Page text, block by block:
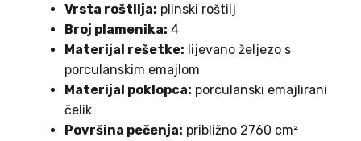
Vrsta roštilja: plinski roštilj
Broj plamenika: 4
Materijal rešetke: lijevano željezo s
porculanskim emajlom
Materijal poklopca: porculanski emajlirani
čelik
Površina pečenja: približno 2760 cm²